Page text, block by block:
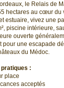
le Relais de
hectares au cœur du
estuaire, vivez une
piscine intérieure,
ouverte
pour une escapade
du Médoc.
:
place
acceptés